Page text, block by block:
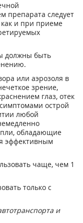
препарата следует
и при приеме
должны быть
или аэрозоля в
зрение,
глаз, отек
острой
любой
обладающие
эффективным
чаще, чем 1
только с
и